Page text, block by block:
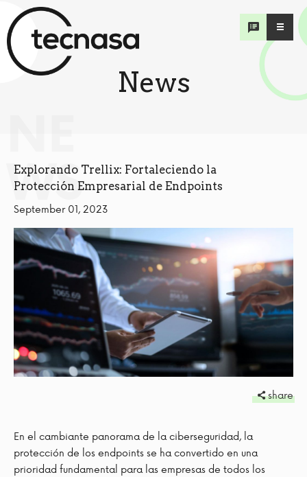
WS
News
Explorando Trellix: Fortaleciendo la
Protección Empresarial de Endpoints
September 01, 2023
share
En el cambiante panorama de la ciberseguridad, la
protección de los endpoints se ha convertido en una
prioridad fundamental para las empresas de todos los